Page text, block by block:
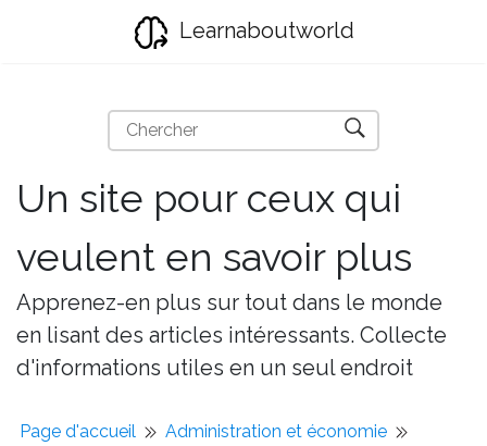
Learnaboutworld
Un site pour ceux qui
veulent en savoir plus
Apprenez-en plus sur tout dans le monde
en lisant des articles intéressants. Collecte
d'informations utiles en un seul endroit
Page d'accueil
Administration et économie